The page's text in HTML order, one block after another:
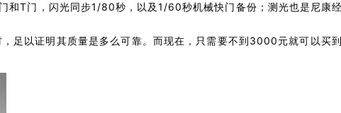
T门，闪光同步1/80秒，以及1/60秒机械快门备份；测光也是尼康
足以证明其质量是多么可靠。而现在，只需要不到3000元就可以买